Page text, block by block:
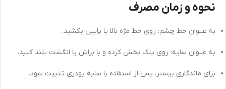
نحوه و زمان مصرف
به عنوان خط چشم: روی خط مژه بالا یا پایین بکشید.
به عنوان سایه: روی پلک پخش کرده و با براش یا انگشت بلِند کنید.
برای ماندگاری بیشتر، پس از استفاده با سایه پودری تثبیت شود.